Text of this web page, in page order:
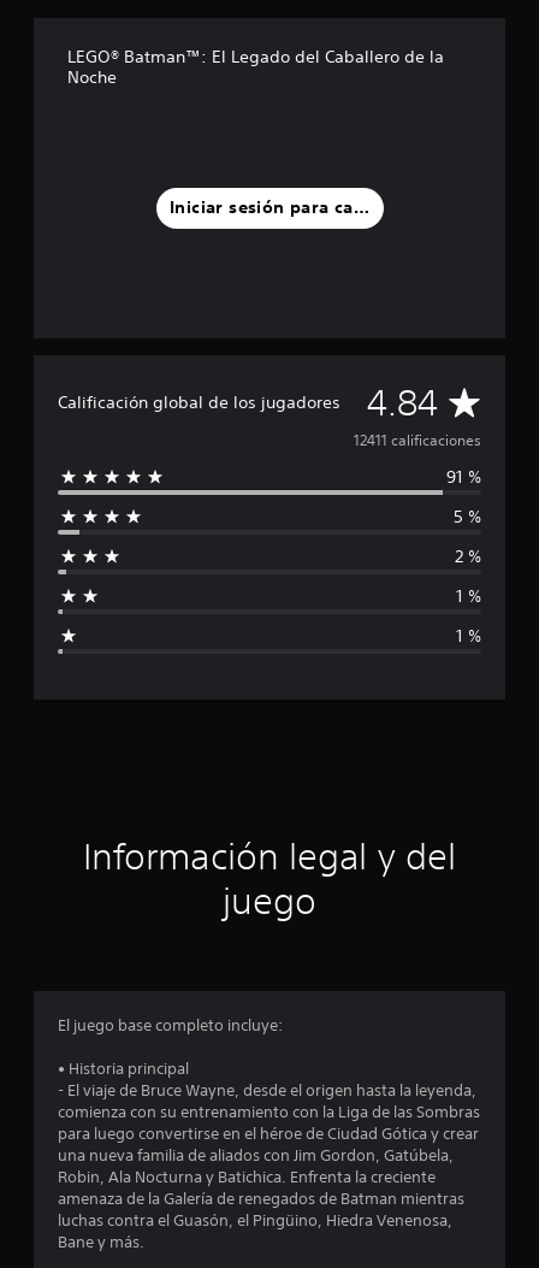
LEGO® Batman™: El Legado del Caballero de la
Noche
Iniciar sesión para calificar
Calificación global de los jugadores 4.84 C
a
l
a
ó
e
d
i
12411 calificaciones
91 %
5 %
2 %
1 %
1 %
Información legal y del
juego
El juego base completo incluye:
• Historia principal
- El viaje de Bruce Wayne, desde el origen hasta la leyenda,
comienza con su entrenamiento con la Liga de las Sombras
para luego convertirse en el héroe de Ciudad Gótica y crear
una nueva familia de aliados con Jim Gordon, Gatúbela,
Robin, Ala Nocturna y Batichica. Enfrenta la creciente
amenaza de la Galería de renegados de Batman mientras
luchas contra el Guasón, el Pingüino, Hiedra Venenosa,
Bane y más.